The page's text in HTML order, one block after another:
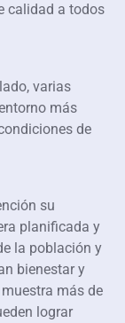
calidad a todos
varias
más
de
su
planificada y
la población y
bienestar y
más de
lograr